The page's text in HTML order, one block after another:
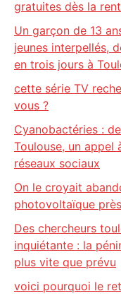
gratuites dès la
Un garçon de 13
jeunes interpellés,
en trois jours à
cette série TV
vous ?
Cyanobactéries :
Toulouse, un appel
réseaux sociaux
On le croyait
photovoltaïque
Des chercheurs
inquiétante : la
plus vite que prévu
voici pourquoi le